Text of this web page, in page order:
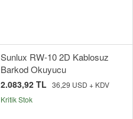
Sunlux RW-10 2D Kablosuz
Barkod Okuyucu
2.083,92 TL 36,29 USD + KDV
Kritik Stok